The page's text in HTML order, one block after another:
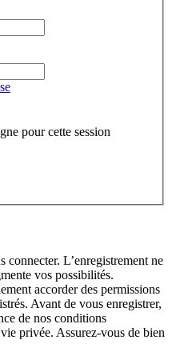
pour cette session
connecter. L’enregistrement ne
vos possibilités.
accorder des permissions
Avant de vous enregistrer,
de nos conditions
privée. Assurez-vous de bien